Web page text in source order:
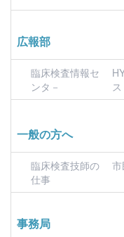
広報部
臨床検査情報セ
ンタ－
ス
一般の方へ
臨床検査技師の
仕事
事務局